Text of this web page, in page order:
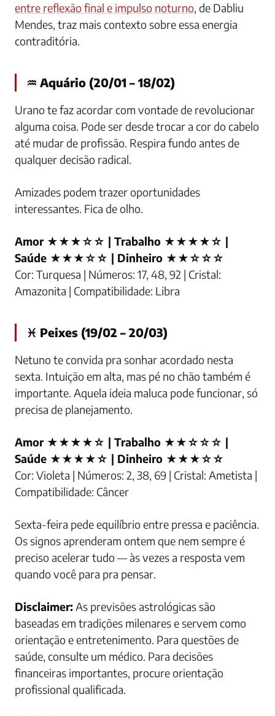
entre reflexão final e impulso noturno, de Dabliu
Mendes, traz mais contexto sobre essa energia
contraditória.
♒ Aquário (20/01 – 18/02)
Urano te faz acordar com vontade de revolucionar
alguma coisa. Pode ser desde trocar a cor do cabelo
até mudar de profissão. Respira fundo antes de
qualquer decisão radical.
Amizades podem trazer oportunidades
interessantes. Fica de olho.
Amor ★★★☆☆ | Trabalho ★★★★☆ |
Saúde ★★★☆☆ | Dinheiro ★★☆☆☆
Cor: Turquesa | Números: 17, 48, 92 | Cristal:
Amazonita | Compatibilidade: Libra
♓ Peixes (19/02 – 20/03)
Netuno te convida pra sonhar acordado nesta
sexta. Intuição em alta, mas pé no chão também é
importante. Aquela ideia maluca pode funcionar, só
precisa de planejamento.
Amor ★★★★☆ | Trabalho ★★☆☆☆ |
Saúde ★★★★☆ | Dinheiro ★★★☆☆
Cor: Violeta | Números: 2, 38, 69 | Cristal: Ametista |
Compatibilidade: Câncer
Sexta-feira pede equilíbrio entre pressa e paciência.
Os signos aprenderam ontem que nem sempre é
preciso acelerar tudo — às vezes a resposta vem
quando você para pra pensar.
Disclaimer:As previsões astrológicas são
baseadas em tradições milenares e servem como
orientação e entretenimento. Para questões de
saúde, consulte um médico. Para decisões
financeiras importantes, procure orientação
profissional qualificada.